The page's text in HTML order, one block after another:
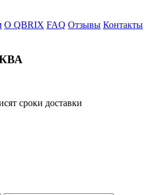
О QBRIX FAQ Отзывы Контакты
сроки доставки